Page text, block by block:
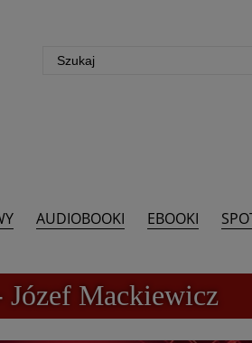
AUDIOBOOKI EBOOKI
Józef Mackiewicz